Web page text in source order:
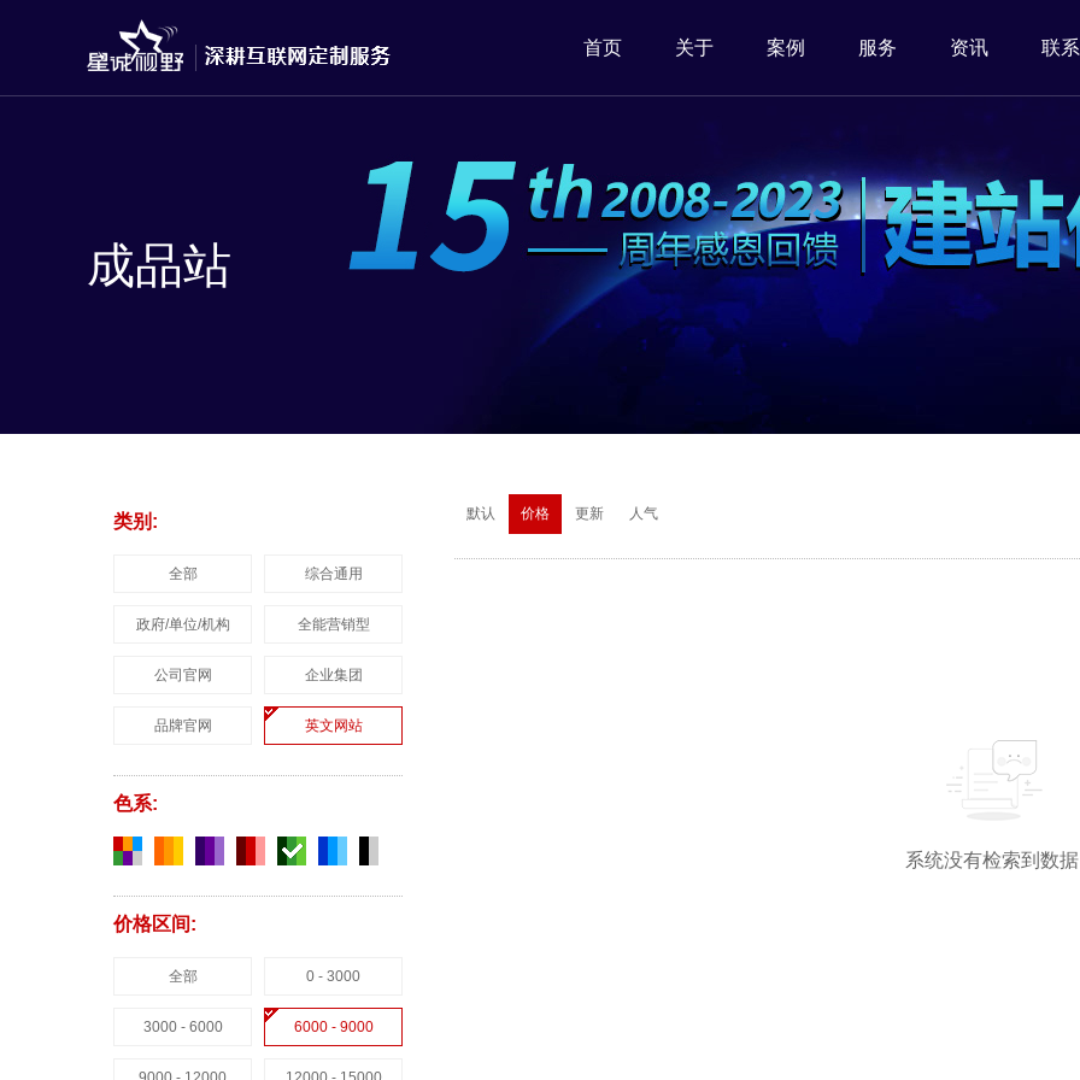
首页 关于 案例 服务 资讯 联系
成品站
类别:
全部 综合通用
政府/单位/机构 全能营销型
公司官网 企业集团
品牌官网 英文网站
色系:
价格区间:
全部 0 - 3000
3000 - 6000 6000 - 9000
默认 价格 更新 人气
系统没有检索到数